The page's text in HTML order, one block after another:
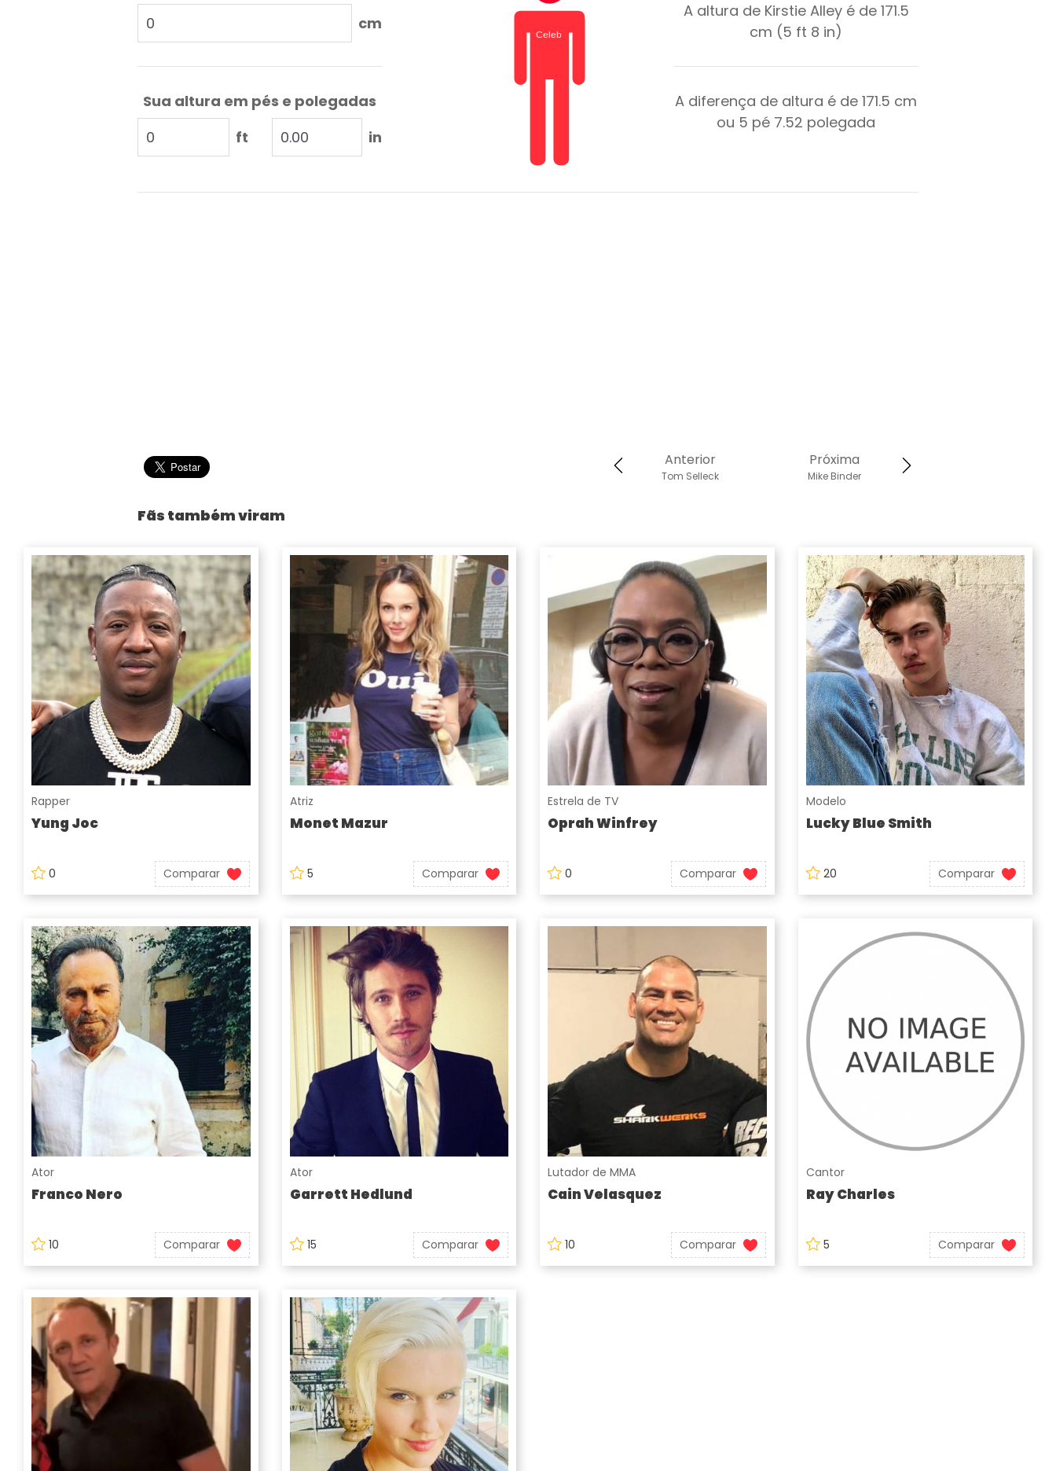
cm
Sua altura em pés e polegadas
ft
in
A altura de Kirstie Alley é de 171.5
cm (5 ft 8 in)
A diferença de altura é de171.5 cm
ou 5 pé 7.52 polegada
Próxima
Mike Binder
Anterior
Tom Selleck
Fãs também viram
Rapper
Yung Joc
0 Comparar
Atriz
Monet Mazur
5 Comparar
Estrela de TV
Oprah Winfrey
0 Comparar
Modelo
Lucky Blue Smith
20 Comparar
Ator
Franco Nero
10 Comparar
Ator
Garrett Hedlund
15 Comparar
Lutador de MMA
Cain Velasquez
10 Comparar
Cantor
Ray Charles
5 Comparar